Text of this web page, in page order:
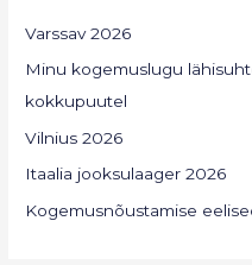
Varssav 2026
Minu kogemuslugu
kokkupuutel
Vilnius 2026
Itaalia jooksulaager 2026
Kogemusnõustamise